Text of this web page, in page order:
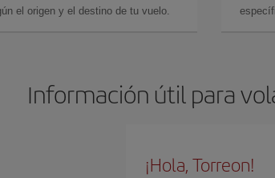
el origen y el destino de tu vuelo.
Información útil para
¡Hola, Torreon!